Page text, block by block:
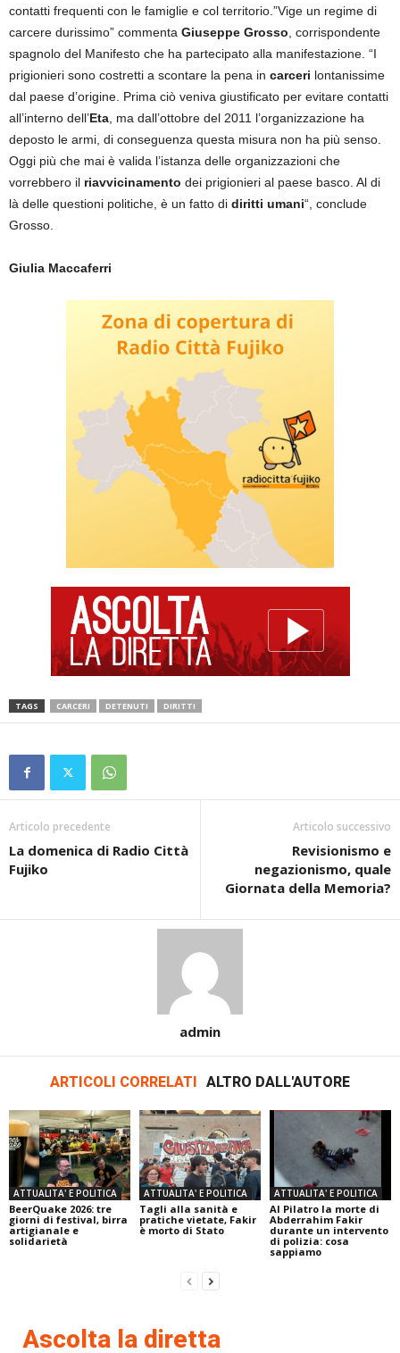
contatti frequenti con le famiglie e col territorio.”Vige un regime di
carcere durissimo” commenta Giuseppe Grosso , corrispondente
spagnolo del Manifesto che ha partecipato alla manifestazione. “I
prigionieri sono costretti a scontare la pena in carceri lontanissime
dal paese d’origine. Prima ciò veniva giustificato per evitare contatti
all’interno dell’Eta , ma dall’ottobre del 2011 l’organizzazione ha
deposto le armi, di conseguenza questa misura non ha più senso.
Oggi più che mai è valida l’istanza delle organizzazioni che
vorrebbero il riavvicinamento dei prigionieri al paese basco. Al di
là delle questioni politiche, è un fatto di diritti umani“, conclude
Grosso.
Giulia Maccaferri
TAGS CARCERI DETENUTI DIRITTI
Articolo precedente
La domenica di Radio Città
Fujiko
Articolo successivo
Revisionismo e
negazionismo, quale
Giornata della Memoria?
admin
ARTICOLI CORRELATI ALTRO DALL'AUTORE
ATTUALITA' E POLITICA
BeerQuake 2026: tre
giorni di festival, birra
artigianale e
solidarietà
ATTUALITA' E POLITICA
Tagli alla sanità e
pratiche vietate, Fakir
è morto di Stato
ATTUALITA' E POLITICA
Al Pilatro la morte di
Abderrahim Fakir
durante un intervento
di polizia: cosa
sappiamo
Ascolta la diretta